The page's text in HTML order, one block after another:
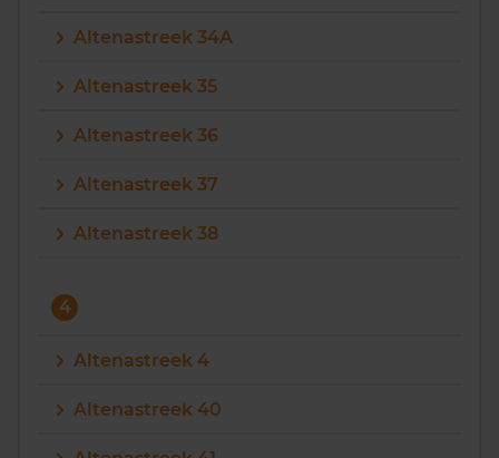
Altenastreek 34A
Altenastreek 35
Altenastreek 36
Altenastreek 37
Altenastreek 38
4
Altenastreek 4
Altenastreek 40